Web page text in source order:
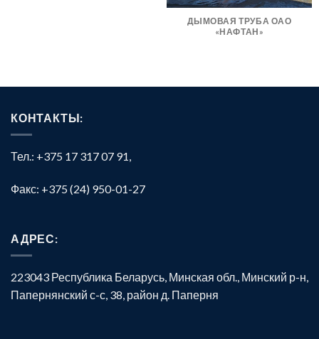
ДЫМОВАЯ ТРУБА ОАО
«НАФТАН»
КОНТАКТЫ:
Тел.: +375 17 317 07 91,
Факс: +375 (24) 950-01-27
АДРЕС:
223043 Республика Беларусь, Минская обл., Минский р-н,
Папернянский с-с, 38, район д. Паперня